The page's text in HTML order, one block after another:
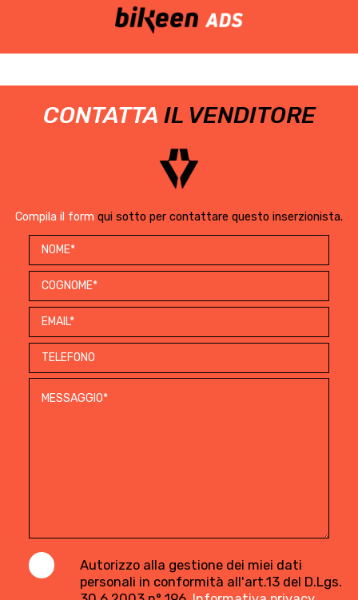
CONTATTA IL VENDITORE
Compila il form qui sotto per contattare questo inserzionista.
Autorizzo alla gestione dei miei dati
personali in conformità all'art.13 del D.Lgs.